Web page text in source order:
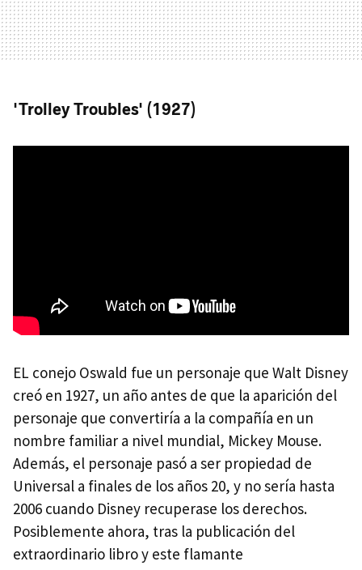
'Trolley Troubles' (1927)
EL conejo Oswald fue un personaje que Walt Disney
creó en 1927, un año antes de que la aparición del
personaje que convertiría a la compañía en un
nombre familiar a nivel mundial, Mickey Mouse.
Además, el personaje pasó a ser propiedad de
Universal a finales de los años 20, y no sería hasta
2006 cuando Disney recuperase los derechos.
Posiblemente ahora, tras la publicación del
extraordinario libro y este flamante